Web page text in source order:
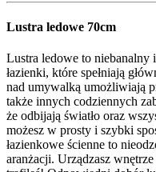
Lustra ledowe 70cm
Lustra ledowe to
łazienki, które spełniają
nad umywalką umożliwiają
także innych codziennych
że odbijają światło oraz
możesz w prosty i szybki
łazienkowe ścienne to
aranżacji. Urządzasz